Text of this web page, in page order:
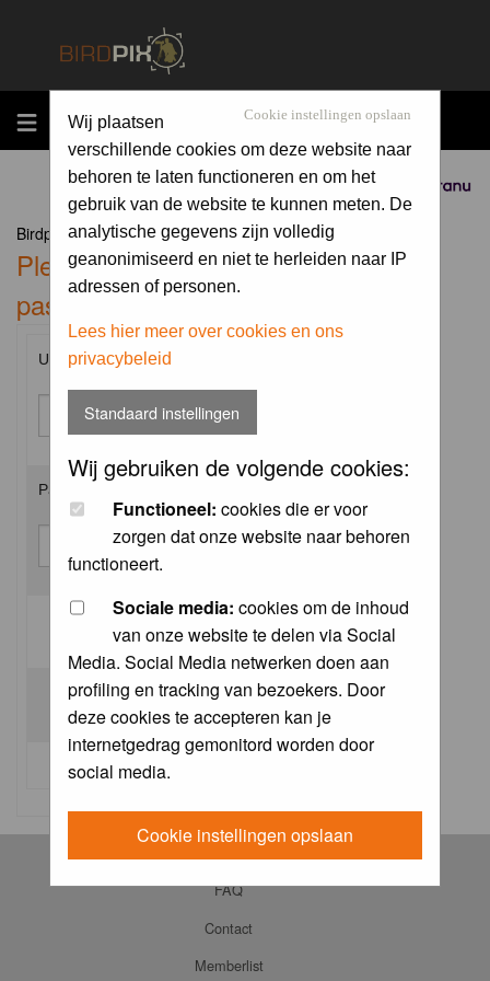
MENU
Sponsored by
Cookie instellingen opslaan
Wij plaatsen
verschillende cookies om deze website naar
behoren te laten functioneren en om het
gebruik van de website te kunnen meten. De
analytische gegevens zijn volledig
geanonimiseerd en niet te herleiden naar IP
adressen of personen.
Lees hier meer over cookies en ons
privacybeleid
Standaard instellingen
Wij gebruiken de volgende cookies:
Functioneel: cookies die er voor
zorgen dat onze website naar behoren
functioneert.
Sociale media: cookies om de inhoud
van onze website te delen via Social
Media. Social Media netwerken doen aan
profiling en tracking van bezoekers. Door
deze cookies te accepteren kan je
internetgedrag gemonitord worden door
social media.
Cookie instellingen opslaan
Birdpix.nl Forum Index
Please enter your username and
password to log in.
Username:
Password:
Log me on automatically each visit:
I forgot my password
FAQ
Contact
Memberlist